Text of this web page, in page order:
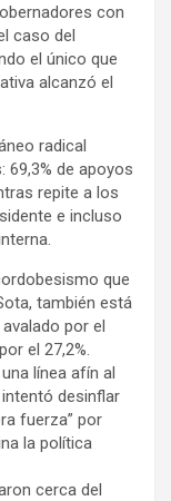
con
caso del
el único que
alcanzó el
radical
de apoyos
repite a los
e incluso
que
también está
por el
el 27,2%.
línea afín al
desinflar
fuerza” por
la política
cerca del